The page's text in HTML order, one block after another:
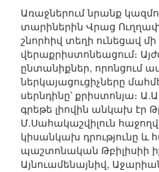
Առաջներում նրանք
տարիներին Վրաց
շնորհիվ տեղի ունեցավ
վերաքրիստոնեացում։
ընտանիքներ, որոնցում
ներկայացուցիչները
սերնդինը՝ քրիստոնյա։
գրեթե լիովին անկախ էր
Մ.Սահակաշվիլուն
կիսանկախ դրությունը և
պաշտոնական Թբիլիսիի
Այնուամենայնիվ,